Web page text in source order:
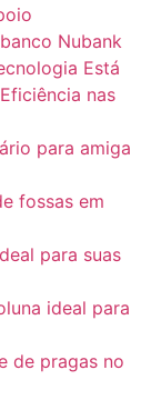
Nubank
Está
nas
para amiga
fossas em
para suas
ideal para
de pragas no